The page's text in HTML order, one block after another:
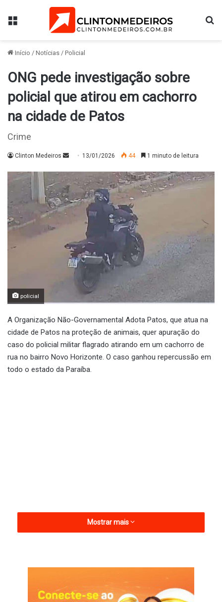
Menu
Início / Notícias / Policial
ONG pede investigação sobre
policial que atirou em cachorro
na cidade de Patos
Crime
Clinton Medeiros
Mande
e-
13/01/2026 44 1 minuto de leitura
policial
A Organização Não-Governamental Adota Patos, que atua na
cidade de Patos na proteção de animais, quer apuração do
caso do policial militar flagrado atirando em um cachorro de
rua no bairro Novo Horizonte. O caso ganhou repercussão em
todo o estado da Paraíba.
Um vídeo que circula nas redes sociais, e que veio à tona na
segunda-feira, dia 12 de janeiro, mostra um policial militar, que
Mostrar mais